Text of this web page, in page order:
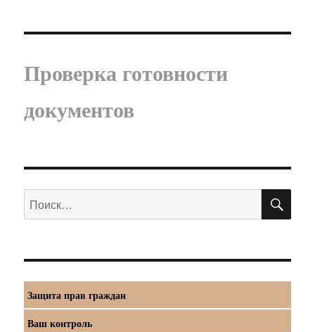
Проверка готовности
документов
Искать:
Защита прав граждан
Ваш контроль